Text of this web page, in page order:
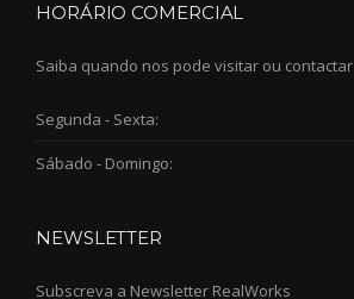
HORÁRIO COMERCIAL
Saiba quando nos pode visitar ou contactar
Segunda - Sexta:
Sábado - Domingo:
NEWSLETTER
Subscreva a Newsletter RealWorks